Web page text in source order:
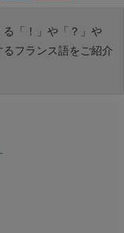
「！」や「？」や
るフランス語をご紹介